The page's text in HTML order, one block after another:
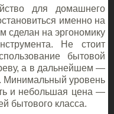
для домашнего
именно на
сделан на эргономику
Не стоит
бытовой
а в дальнейшем —
Минимальный уровень
и небольшая цена —
бытового класса.